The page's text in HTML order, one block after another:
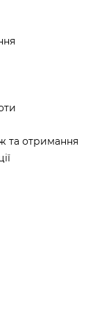
та отримання